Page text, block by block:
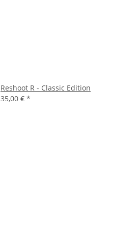
Reshoot R - Classic Edition
35,00 € *